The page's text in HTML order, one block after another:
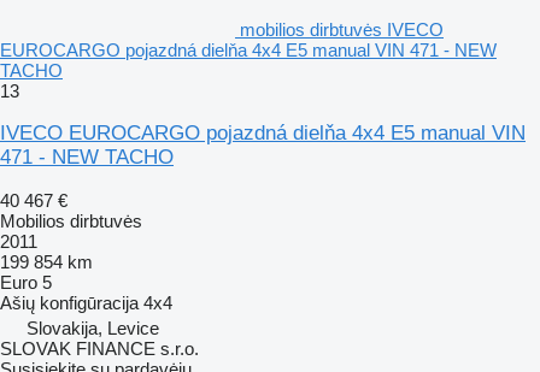
mobilios dirbtuvės IVECO
EUROCARGO pojazdná dielňa 4x4 E5 manual VIN 471 - NEW
TACHO
13
IVECO EUROCARGO pojazdná dielňa 4x4 E5 manual VIN
471 - NEW TACHO
40 467 €
Mobilios dirbtuvės
2011
199 854 km
Euro 5
Ašių konfigūracija 4x4
Slovakija, Levice
SLOVAK FINANCE s.r.o.